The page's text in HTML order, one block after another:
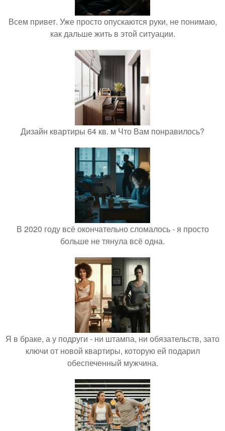
Всем привет. Уже просто опускаются руки, не понимаю,
как дальше жить в этой ситуации.
Дизайн квартиры 64 кв. м Что Вам понравилось?
В 2020 году всё окончательно сломалось - я просто
больше не тянула всё одна.
Я в браке, а у подруги - ни штампа, ни обязательств, зато
ключи от новой квартиры, которую ей подарил
обеспеченный мужчина.